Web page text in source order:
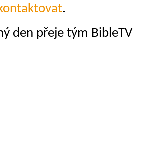
.
den přeje tým BibleTV